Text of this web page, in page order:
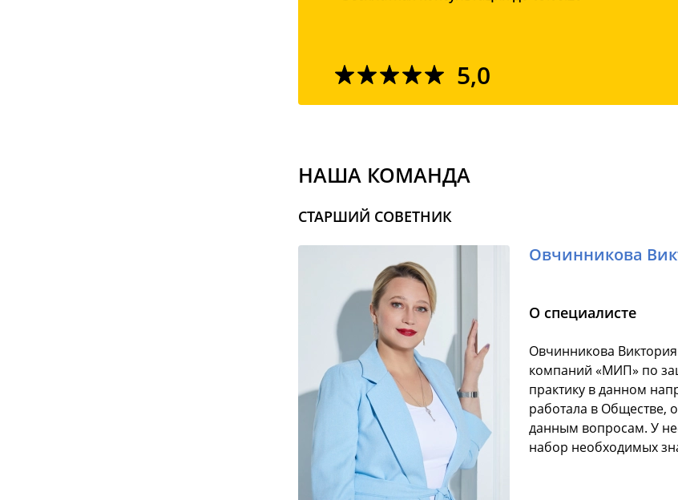
5,0
НАША КОМАНДА
СТАРШИЙ СОВЕТНИК
Овчинникова
О специалисте
Овчинникова
компаний «МИП» по
практику в данном
работала в
данным вопросам. У
набор необходимых